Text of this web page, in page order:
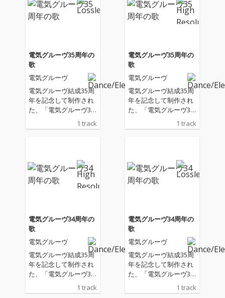
電気グルーヴ35周年の
歌
電気グルーヴ
電気グルーヴ結成35周
年を記念して制作され
た、「電気グルーヴ35
吉田サトシ、ミックス
担当。
1 track
電気グルーヴ35周年の
歌
電気グルーヴ
電気グルーヴ結成35周
年を記念して制作され
た、「電気グルーヴ35
周年の歌」。ギターは
吉田サトシ、ミックス
担当。
1 track
電気グルーヴ34周年の
歌
電気グルーヴ
電気グルーヴ結成35周
年を記念して制作され
た、「電気グルーヴ34
吉田サトシ、ミックス
1 track
電気グルーヴ34周年の
歌
電気グルーヴ
電気グルーヴ結成35周
年を記念して制作され
た、「電気グルーヴ34
周年の歌」。ギターは
吉田サトシ、ミックス
1 track